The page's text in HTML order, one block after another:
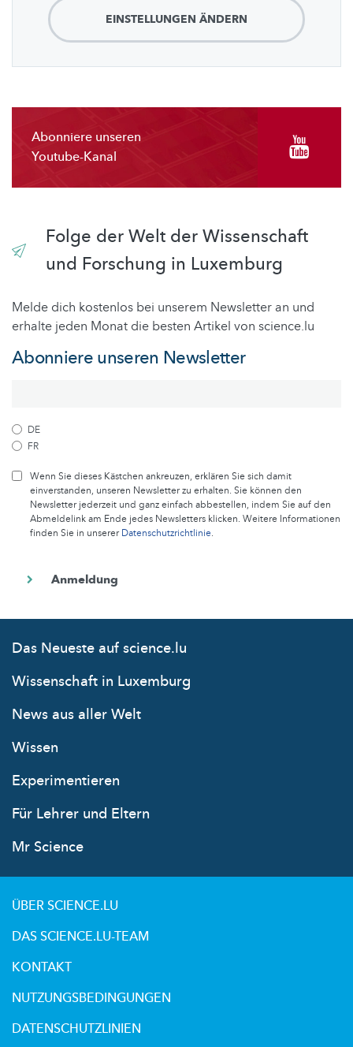
EINSTELLUNGEN ÄNDERN
Abonniere unseren
Youtube-Kanal
Folge der Welt der Wissenschaft
und Forschung in Luxemburg
Melde dich kostenlos bei unserem Newsletter an und
erhalte jeden Monat die besten Artikel von science.lu
Abonniere unseren Newsletter
DE
FR
Wenn Sie dieses Kästchen ankreuzen, erklären Sie sich damit
einverstanden, unseren Newsletter zu erhalten. Sie können den
Newsletter jederzeit und ganz einfach abbestellen, indem Sie auf den
Abmeldelink am Ende jedes Newsletters klicken. Weitere Informationen
finden Sie in unsererDatenschutzrichtlinie.
Das Neueste auf science.lu
Wissenschaft in Luxemburg
News aus aller Welt
Wissen
Experimentieren
Für Lehrer und Eltern
Mr Science
ÜBER SCIENCE.LU
DAS SCIENCE.LU-TEAM
KONTAKT
NUTZUNGSBEDINGUNGEN
DATENSCHUTZLINIEN